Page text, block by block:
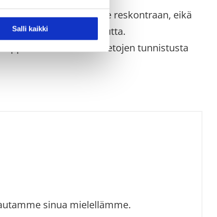
Salli kaikki
yrityksemme reskontraan, eikä
tätä kautta.
laskun tietojen tunnistusta
sinua mielellämme.